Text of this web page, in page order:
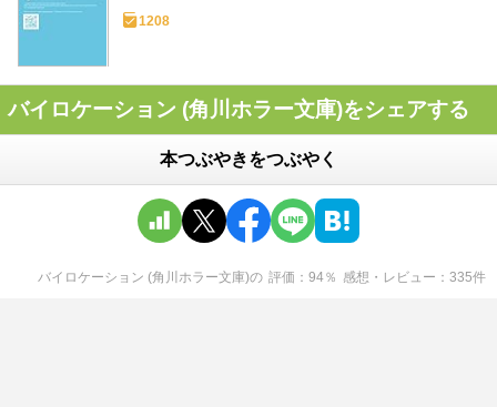
1208
バイロケーション (角川ホラー文庫)をシェアする
本つぶやきをつぶやく
バイロケーション (角川ホラー文庫)の 評価 94％ 感想・レビュー 335件